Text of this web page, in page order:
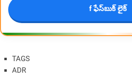
f ఫేస్‌బుక్ లైక్
TAGS
ADR